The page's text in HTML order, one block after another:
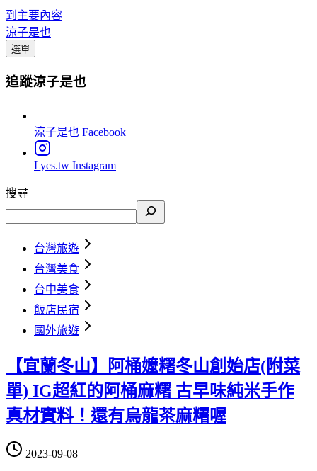
到主要內容
涼子是也
選單
追蹤涼子是也
涼子是也 Facebook
Lyes.tw Instagram
搜尋
台灣旅遊
台灣美食
台中美食
飯店民宿
國外旅遊
【宜蘭冬山】阿桶嬤糬冬山創始店(附菜
單) IG超紅的阿桶麻糬 古早味純米手作
真材實料！還有烏龍茶麻糬喔
2023-09-08